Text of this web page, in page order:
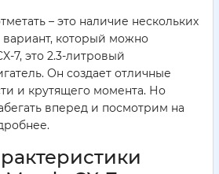
– это наличие нескольких
который можно
7, это 2.3-литровый
Он создает отличные
и крутящего момента. Но
вперед и посмотрим на